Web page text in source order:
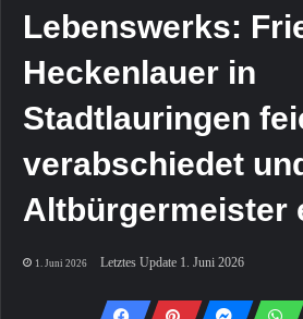
Lebenswerks:
Heckenlauer in
Stadtlauringen
verabschiedet
Altbürgermeister
1. Juni 2026 Letztes Update 1. Juni 2026